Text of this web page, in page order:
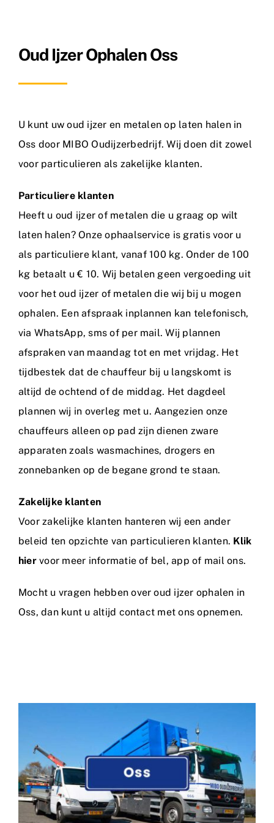
FAQ
Nieuws
Contact
Oud Ijzer Ophalen Oss
U kunt uw oud ijzer en metalen op laten halen in
Oss door MIBO Oudijzerbedrijf. Wij doen dit zowel
voor particulieren als zakelijke klanten.
Particuliere klanten
Heeft u oud ijzer of metalen die u graag op wilt
laten halen? Onze ophaalservice is gratis voor u
als particuliere klant, vanaf 100 kg. Onder de 100
kg betaalt u € 10. Wij betalen geen vergoeding uit
voor het oud ijzer of metalen die wij bij u mogen
ophalen. Een afspraak inplannen kan telefonisch,
via WhatsApp, sms of per mail. Wij plannen
afspraken van maandag tot en met vrijdag. Het
tijdbestek dat de chauffeur bij u langskomt is
altijd de ochtend of de middag. Het dagdeel
plannen wij in overleg met u. Aangezien onze
chauffeurs alleen op pad zijn dienen zware
apparaten zoals wasmachines, drogers en
zonnebanken op de begane grond te staan.
Zakelijke klanten
Voor zakelijke klanten hanteren wij een ander
beleid ten opzichte van particulieren klanten. Klik
hiervoor meer informatie of bel, app of mail ons.
Mocht u vragen hebben over oud ijzer ophalen in
Oss, dan kunt u altijd contact met ons opnemen.